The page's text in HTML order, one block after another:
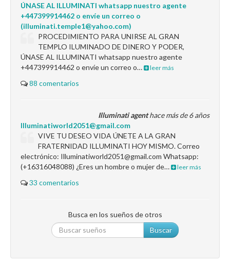
ÚNASE AL ILLUMINATI whatsapp nuestro agente
+447399914462 o envíe un correo o
(illuminati.temple1@yahoo.com)
PROCEDIMIENTO PARA UNIRSE AL GRAN
TEMPLO ILUMINADO DE DINERO Y PODER,
ÚNASE AL ILLUMINATI whatsapp nuestro agente
+447399914462 o envíe un correo o…
leer más
88 comentarios
Illuminati agenthace más de 6 años
Illuminatiworld2051@gmail.com
VIVE TU DESEO VIDA ÚNETE A LA GRAN
FRATERNIDAD ILLUMINATI HOY MISMO. Correo
electrónico: Illuminatiworld2051@gmail.com Whatsapp:
(+16316048088) ¿Eres un hombre o mujer de…
leer más
33 comentarios
Busca en los sueños de otros
Buscar